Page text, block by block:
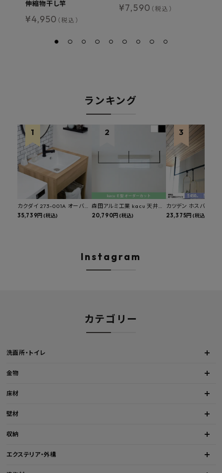
伸縮物干し竿
¥4,950 （税込）
¥7,590 （税込）
ランキング
カクダイ 273-001A オーバー
カウンタースロップシンク 選
35,739円 (税込)
森田アルミ工業 kacu 天井付
け物干し E型 サイズオーダー
20,790円 (税込)
カツデン ホスバ 天井
物干し 標準サイズ ス
23,375円 (税込)
Instagram
カテゴリー
洗面所・トイレ
金物
床材
壁材
収納
エクステリア・外構